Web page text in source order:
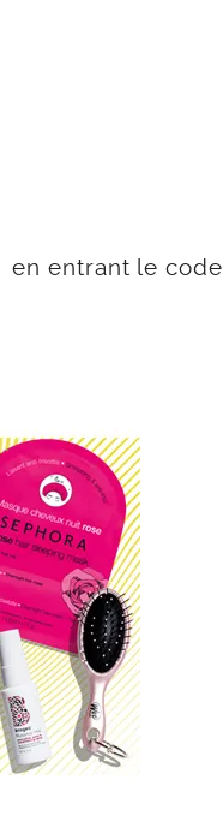
en entrant le code